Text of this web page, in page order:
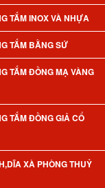
TẮM INOX VÀ NHỰA
TẮM BẰNG SỨ
TẮM ĐỒNG MẠ VÀNG
TẮM ĐỒNG GIẢ CỔ
XÀ PHÒNG THUỶ